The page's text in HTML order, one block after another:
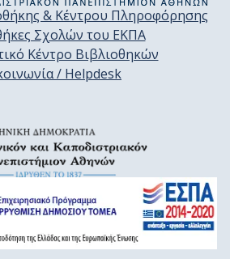
& Κέντρου Πληροφόρησης
Σχολών του ΕΚΠΑ
Κέντρο Βιβλιοθηκών
/ Helpdesk